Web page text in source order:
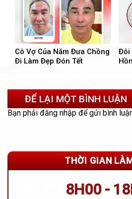
nạn bỏng dầu hoả
Cô Vợ Của Năm Đưa Chồng
Đi Làm Đẹp Đón Tết
Đôi
ĐỂ LẠI MỘT BÌNH LUẬN
Bạn phải đăng nhập để gửi bình
THỜI GIAN
8H00 -